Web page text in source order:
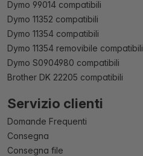
Dymo 99014 compatibili
Dymo 11352 compatibili
Dymo 11354 compatibili
Dymo 11354 removibile compatibili
Dymo S0904980 compatibili
Brother DK 22205 compatibili
Servizio clienti
Domande Frequenti
Consegna
Consegna file